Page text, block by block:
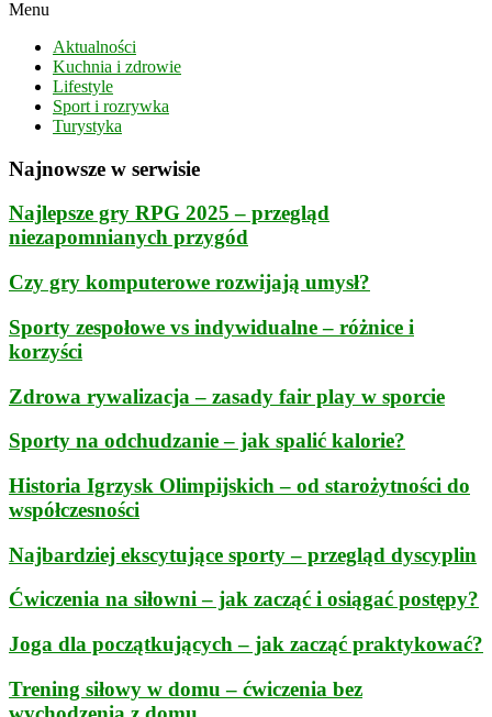
Menu
Aktualności
Kuchnia i zdrowie
Lifestyle
Sport i rozrywka
Turystyka
Najnowsze w serwisie
Najlepsze gry RPG 2025 – przegląd
niezapomnianych przygód
Czy gry komputerowe rozwijają umysł?
Sporty zespołowe vs indywidualne – różnice i
korzyści
Zdrowa rywalizacja – zasady fair play w sporcie
Sporty na odchudzanie – jak spalić kalorie?
Historia Igrzysk Olimpijskich – od starożytności do
współczesności
Najbardziej ekscytujące sporty – przegląd dyscyplin
Ćwiczenia na siłowni – jak zacząć i osiągać postępy?
Joga dla początkujących – jak zacząć praktykować?
Trening siłowy w domu – ćwiczenia bez